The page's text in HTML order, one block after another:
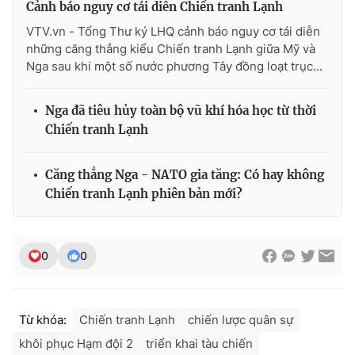
THỜI BÁO VTV
Cơ quan chủ quản:Đài Truyền hình Việt Nam
cấp ngày 29/12/2023
Nguyễn Trọng Ninh
Tổng đài VTV:024.38 355 931 - 024.38 355 932
Cảnh báo nguy cơ tái diễn Chiến tranh Lạnh
VTV.vn - Tổng Thư ký LHQ cảnh báo nguy cơ tái diễn
những căng thẳng kiểu Chiến tranh Lạnh giữa Mỹ và
Nga sau khi một số nước phương Tây đồng loạt trục...
Nga đã tiêu hủy toàn bộ vũ khí hóa học từ thời
Chiến tranh Lạnh
Căng thẳng Nga - NATO gia tăng: Có hay không
Chiến tranh Lạnh phiên bản mới?
0 0
Từ khóa: Chiến tranh Lạnh
chiến lược quân sự
khôi phục Hạm đội 2
triển khai tàu chiến